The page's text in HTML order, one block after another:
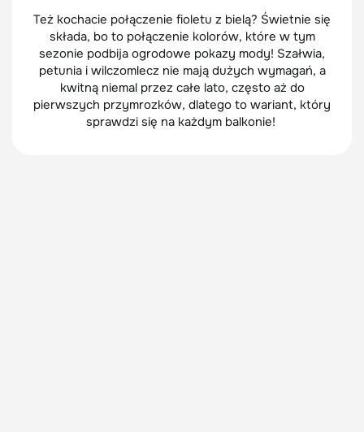
Też kochacie połączenie fioletu z bielą? Świetnie się
składa, bo to połączenie kolorów, które w tym
sezonie podbija ogrodowe pokazy mody! Szałwia,
petunia i wilczomlecz nie mają dużych wymagań, a
kwitną niemal przez całe lato, często aż do
pierwszych przymrozków, dlatego to wariant, który
sprawdzi się na każdym balkonie!